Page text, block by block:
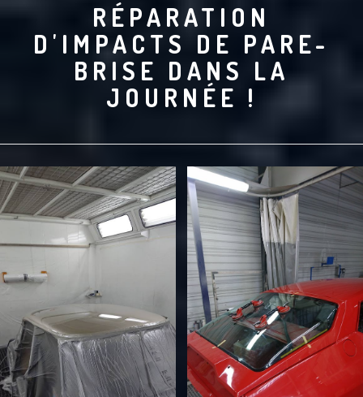
RÉPARATION
D'IMPACTS DE PARE-
BRISE DANS LA
JOURNÉE !